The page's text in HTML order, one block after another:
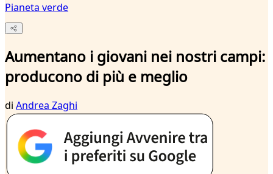
Pianeta verde
Aumentano i giovani nei nostri campi:
producono di più e meglio
di Andrea Zaghi